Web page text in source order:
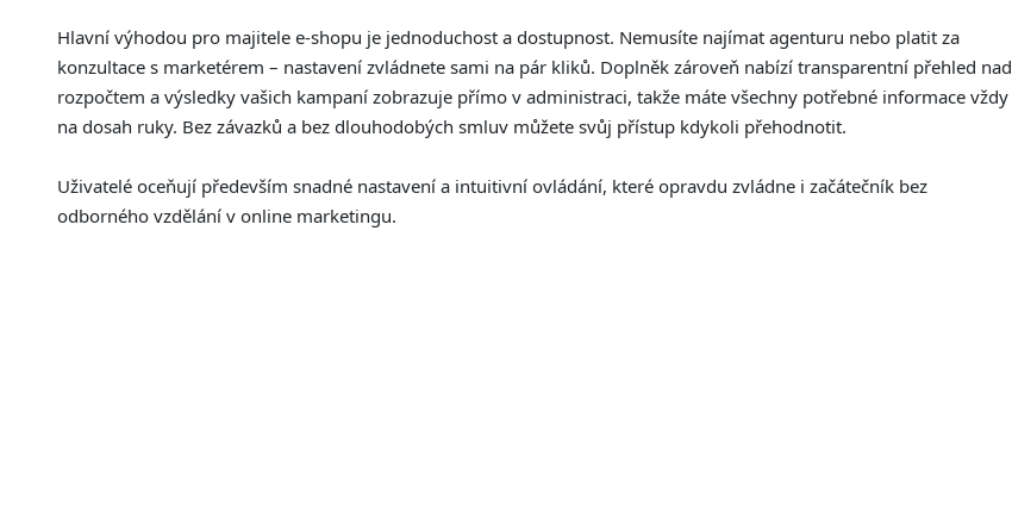
Hlavní výhodou pro majitele e-shopu je jednoduchost a dostupnost. Nemusíte najímat agenturu nebo platit za
konzultace s marketérem – nastavení zvládnete sami na pár kliků. Doplněk zároveň nabízí transparentní přehled nad
rozpočtem a výsledky vašich kampaní zobrazuje přímo v administraci, takže máte všechny potřebné informace vždy
na dosah ruky. Bez závazků a bez dlouhodobých smluv můžete svůj přístup kdykoli přehodnotit.
Uživatelé oceňují především snadné nastavení a intuitivní ovládání, které opravdu zvládne i začátečník bez
odborného vzdělání v online marketingu.